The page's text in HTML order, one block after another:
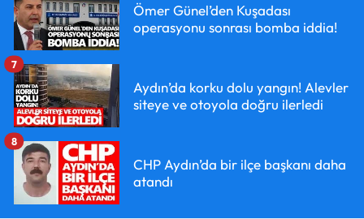
Ömer Günel’den Kuşadası
operasyonu sonrası bomba iddia!
Aydın’da korku dolu yangın! Alevler
siteye ve otoyola doğru ilerledi
7
CHP Aydın’da bir ilçe başkanı daha
atandı
8